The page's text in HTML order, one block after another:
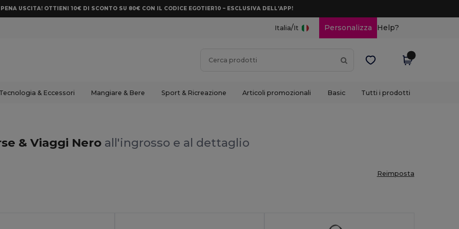
USCITA! OTTIENI 10€ DI SCONTO SU 80€ CON IL CODICE EGOTIER10 – ESCLUSIVA DELL’APP!
Italia/It Personalizza Help?
& Eccessori Mangiare & Bere Sport & Ricreazione Articoli promozionali Basic Tutti i prodotti
& Viaggi Nero all'ingrosso e al dettaglio
Reimposta